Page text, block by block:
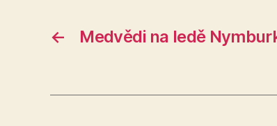
← Medvědi na ledě